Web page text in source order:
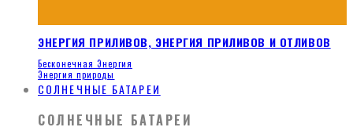
ЭНЕРГИЯ ПРИЛИВОВ, ЭНЕРГИЯ ПРИЛИВОВ И ОТЛИВОВ
Бесконечная Энергия
Энергия природы
СОЛНЕЧНЫЕ БАТАРЕИ
СОЛНЕЧНЫЕ БАТАРЕИ